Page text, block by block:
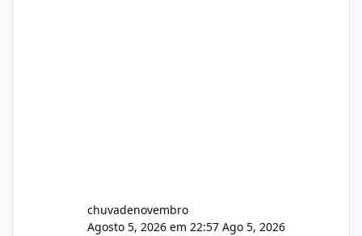
chuvadenovembro
Agosto 5, 2026 em 22:57 Ago 5, 2026